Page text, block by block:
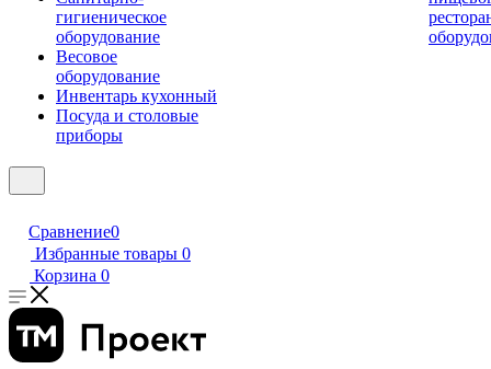
гигиеническое
оборудование
Весовое
оборудование
Инвентарь кухонный
Посуда и столовые
приборы
Сравнение0
Избранные товары 0
Корзина 0